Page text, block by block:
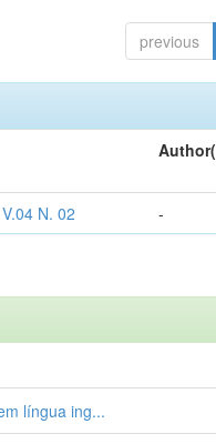
previous
N. 02 -
língua ing...